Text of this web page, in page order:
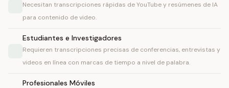
Necesitan transcripciones rápidas de YouTube y resúmenes de IA
para contenido de video.
Estudiantes e Investigadores
Requieren transcripciones precisas de conferencias, entrevistas y
videos en línea con marcas de tiempo a nivel de palabra.
Profesionales Móviles